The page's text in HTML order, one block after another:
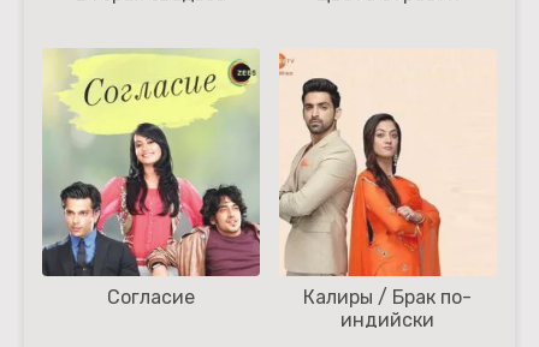
Согласие
Калиры / Брак по-
индийски